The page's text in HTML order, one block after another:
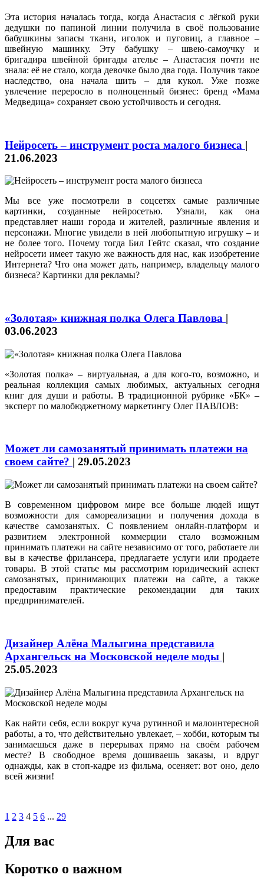
Эта история началась тогда, когда Анастасия с лёгкой руки
дедушки по папиной линии получила в своё пользование
бабушкины запасы ткани, иголок и пуговиц, а главное –
швейную машинку. Эту бабушку – швею-самоучку и
бригадира швейной бригады ателье – Анастасия почти не
знала: её не стало, когда девочке было два года. Получив такое
наследство, она начала шить – для кукол. Уже позже
увлечение переросло в полноценный бизнес: бренд «Мама
Медведица» сохраняет свою устойчивость и сегодня.
Нейросеть – инструмент роста малого бизнеса |
21.06.2023
Мы все уже посмотрели в соцсетях самые различные
картинки, созданные нейросетью. Узнали, как она
представляет наши города и жителей, различные явления и
персонажи. Многие увидели в ней любопытную игрушку – и
не более того. Почему тогда Бил Гейтс сказал, что создание
нейросети имеет такую же важность для нас, как изобретение
Интернета? Что она может дать, например, владельцу малого
бизнеса? Картинки для рекламы?
«Золотая» книжная полка Олега Павлова |
03.06.2023
«Золотая полка» – виртуальная, а для кого‑то, возможно, и
реальная коллекция самых любимых, актуальных сегодня
книг для души и работы. В традиционной рубрике «БК» –
эксперт по малобюджетному маркетингу Олег ПАВЛОВ:
Может ли самозанятый принимать платежи на
своем сайте? | 29.05.2023
В современном цифровом мире все больше людей ищут
возможности для самореализации и получения дохода в
качестве самозанятых. С появлением онлайн-платформ и
развитием электронной коммерции стало возможным
принимать платежи на сайте независимо от того, работаете ли
вы в качестве фрилансера, предлагаете услуги или продаете
товары. В этой статье мы рассмотрим юридический аспект
самозанятых, принимающих платежи на сайте, а также
предоставим практические рекомендации для таких
предпринимателей.
Дизайнер Алёна Малыгина представила
Архангельск на Московской неделе моды |
25.05.2023
Как найти себя, если вокруг куча рутинной и малоинтересной
работы, а то, что действительно увлекает, – хобби, которым ты
занимаешься даже в перерывах прямо на своём рабочем
месте? В свободное время дошиваешь заказы, и вдруг
однажды, как в стоп-кадре из фильма, осеняет: вот оно, дело
всей жизни!
1 2 3 4 5 6 ... 29
Для вас
Коротко о важном